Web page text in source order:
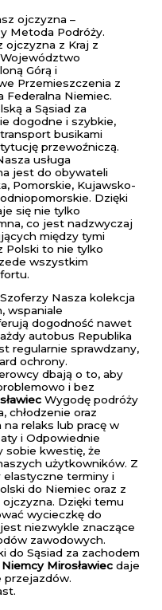
ojczyzna –
Metoda Podróży.
ojczyzna z Kraj z
Górą i
Przemieszczenia z
Federalna Niemiec.
a Sąsiad za
dogodne i szybkie,
busikami
przewoźniczą.
usługa
jest do obywateli
Pomorskie, Kujawsko-
Dzięki
się nie tylko
co jest nadzwyczaj
między tymi
Polski to nie tylko
wszystkim
Nasza kolekcja
wspaniale
dogodność nawet
autobus Republika
regularnie sprawdzany,
ochrony.
dbają o to, aby
i bez
Wygodę podróży
chłodzenie oraz
na relaks lub pracę w
i Odpowiednie
sobie kwestię, że
użytkowników. Z
terminy i
do Niemiec oraz z
Dzięki temu
wycieczkę do
niezwykle znaczące
zawodowych.
do Sąsiad za zachodem
Mirosławiec daje
przejazdów.